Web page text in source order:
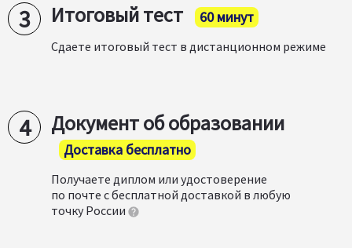
Итоговый тест 60 минут
Сдаете итоговый тест в дистанционном режиме
Документ об образовании
Доставка бесплатно
Получаете диплом или удостоверение
по почте с бесплатной доставкой в любую
точку России